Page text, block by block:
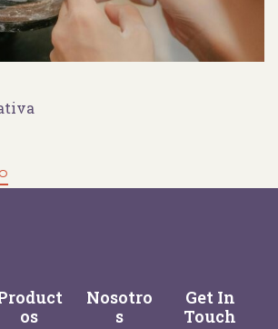
os
Nosotro
s
Get In
Touch